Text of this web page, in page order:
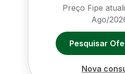
Preço Fipe
Ago/
Pesquisar
Nova